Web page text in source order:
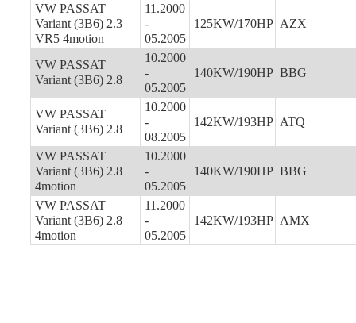
VW PASSAT
Variant (3B6) 2.3
VR5 4motion
11.2000
-
05.2005
125KW/170HP AZX
VW PASSAT
Variant (3B6) 2.8
10.2000
-
05.2005
140KW/190HP BBG
VW PASSAT
Variant (3B6) 2.8
10.2000
-
08.2005
142KW/193HP ATQ
VW PASSAT
Variant (3B6) 2.8
4motion
10.2000
-
05.2005
140KW/190HP BBG
VW PASSAT
Variant (3B6) 2.8
4motion
11.2000
-
05.2005
142KW/193HP AMX